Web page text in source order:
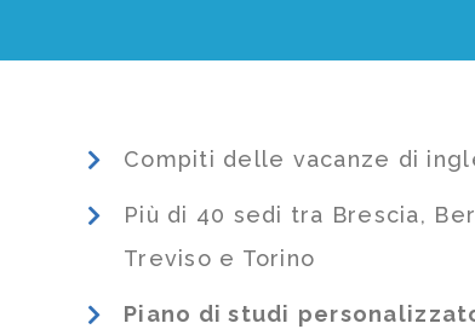
Compiti delle vacanze di
Più di 40 sedi tra Brescia,
Treviso e Torino
Piano di studi